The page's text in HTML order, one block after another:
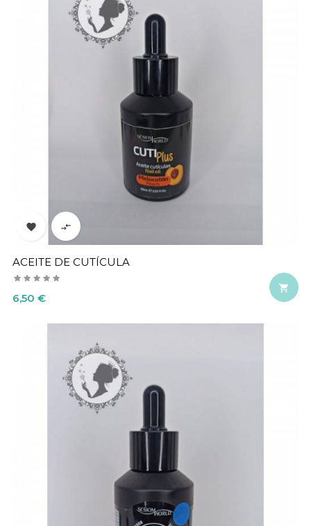
 
ACEITE DE CUTÍCULA
Precio
6,50 €
